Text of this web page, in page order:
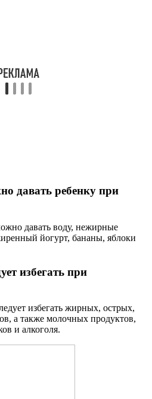
давать ребенку при
давать воду, нежирные
йогурт, бананы, яблоки
избегать при
избегать жирных, острых,
а также молочных продуктов,
и алкоголя.